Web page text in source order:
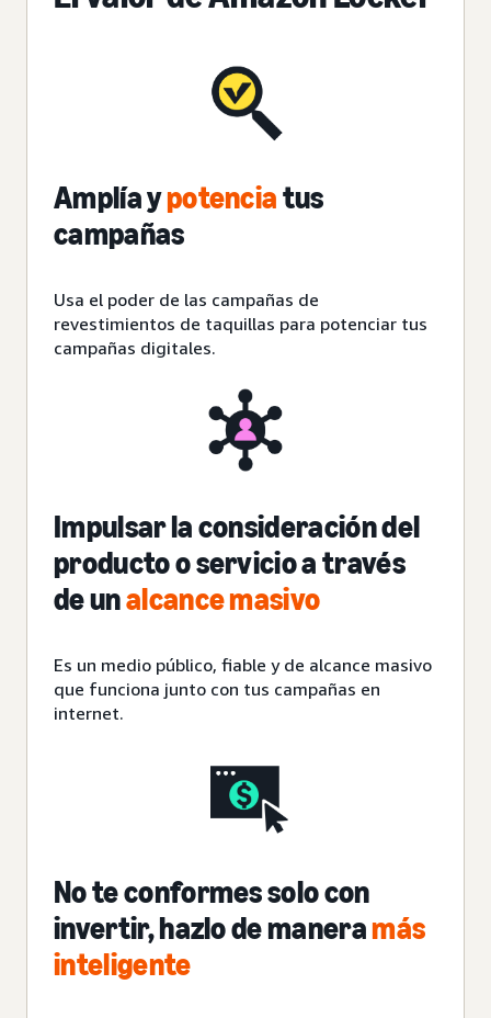
Amplía ypotenciatus
campañas
Usa el poder de las campañas de
revestimientos de taquillas para potenciar tus
campañas digitales.
Impulsar la consideración del
producto o servicio a través
de unalcance masivo
Es un medio público, fiable y de alcance masivo
que funciona junto con tus campañas en
internet.
No te conformes solo con
invertir, hazlo de maneramás
inteligente